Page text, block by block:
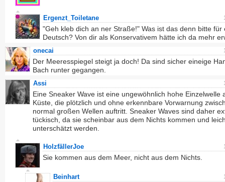
Ergenzt_Toiletane
"Geh kleb dich an ner Straße!" Was ist das denn bitte für
Deutsch? Von dir als Konservativem hätte ich da mehr
onecai
Der Meeresspiegel steigt ja doch! Da sind sicher eineige
Bach runter gegangen.
Assi
Eine Sneaker Wave ist eine ungewöhnlich hohe Einzelwelle
Küste, die plötzlich und ohne erkennbare Vorwarnung
normal großen Wellen auftritt. Sneaker Waves sind daher
tückisch, da sie scheinbar aus dem Nichts kommen und
unterschätzt werden.
HolzfällerJoe
Sie kommen aus dem Meer, nicht aus dem Nichts.
Beinhart